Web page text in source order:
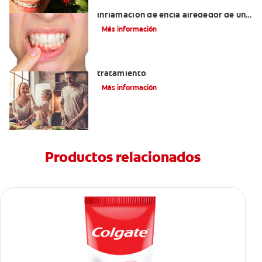
inflamación de encía alrededor de un
diente?
Más información
tratamiento
Más información
Productos relacionados